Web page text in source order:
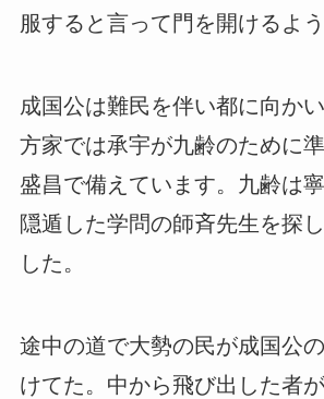
服すると言って門を開けるよう
成国公は難民を伴い都に向かい
方家では承宇が九齢のために
盛昌で備えています。九齢は
隠遁した学問の師斉先生を探
した。
途中の道で大勢の民が成国公
けてた。中から飛び出した者